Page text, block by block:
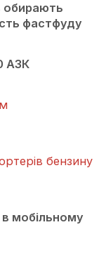
обирають
фастфуду
АЗК
бензину
мобільному